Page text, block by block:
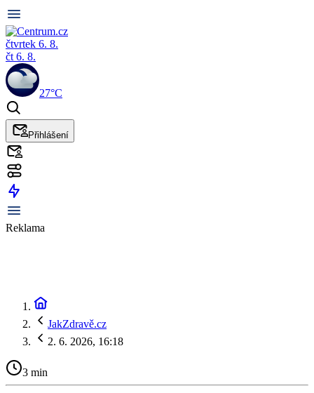
čtvrtek 6. 8.
čt 6. 8.
27°C
Přihlášení
Reklama
JakZdravě.cz
2. 6. 2026, 16:18
3 min